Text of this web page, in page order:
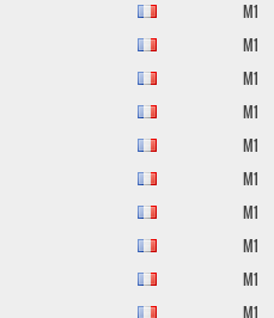
M1
M1
M1
M1
M1
M1
M1
M1
M1
M1